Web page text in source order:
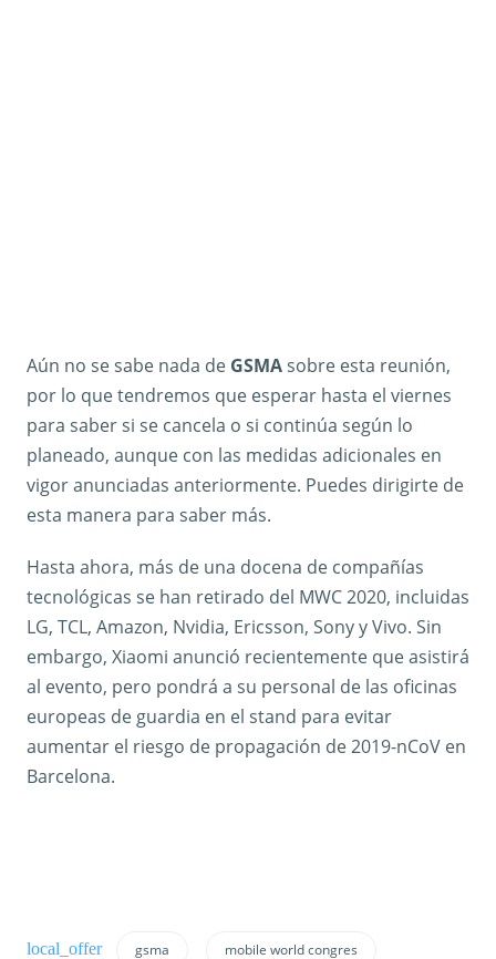
Aún no se sabe nada de GSMAsobre esta reunión,
por lo que tendremos que esperar hasta el viernes
para saber si se cancela o si continúa según lo
planeado, aunque con las medidas adicionales en
vigor anunciadas anteriormente. Puedes dirigirte de
esta manera para saber más.
Hasta ahora, más de una docena de compañías
tecnológicas se han retirado del MWC 2020, incluidas
LG, TCL, Amazon, Nvidia, Ericsson, Sony y Vivo. Sin
embargo, Xiaomi anunció recientemente que asistirá
al evento, pero pondrá a su personal de las oficinas
europeas de guardia en el stand para evitar
aumentar el riesgo de propagación de 2019-nCoV en
Barcelona.
gsma mobile world congres